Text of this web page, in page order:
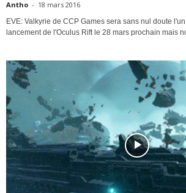
Antho - 18 mars 2016
EVE: Valkyrie de CCP Games sera sans nul doute
lancement de l'Oculus Rift le 28 mars prochain mais